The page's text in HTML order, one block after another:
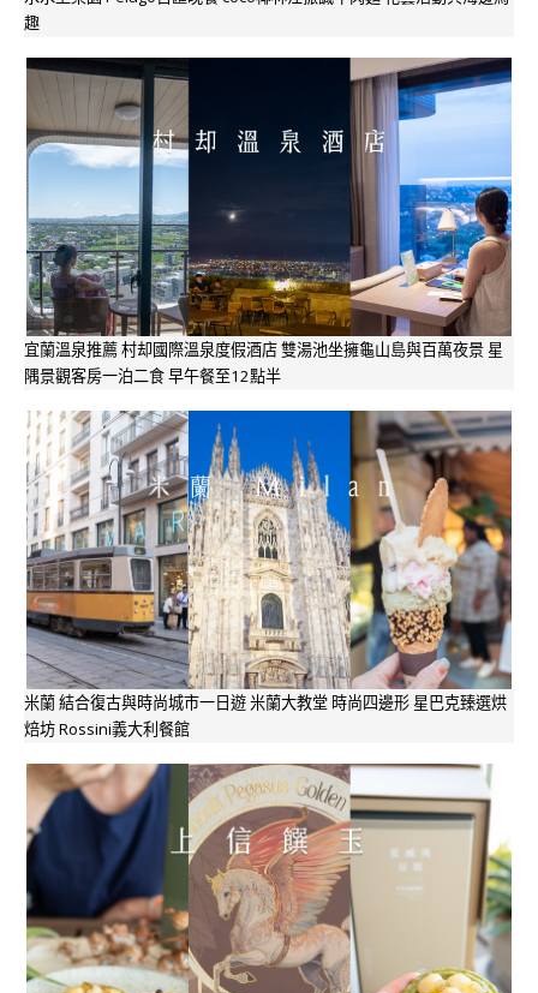
趣
宜蘭溫泉推薦 村却國際溫泉度假酒店 雙湯池坐擁龜山島與百萬夜景 星
隅景觀客房一泊二食 早午餐至12點半
米蘭 結合復古與時尚城市一日遊 米蘭大教堂 時尚四邊形 星巴克臻選烘
焙坊 Rossini義大利餐館